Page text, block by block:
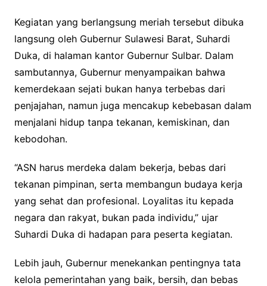
Kegiatan yang berlangsung meriah tersebut dibuka
langsung oleh Gubernur Sulawesi Barat, Suhardi
Duka, di halaman kantor Gubernur Sulbar. Dalam
sambutannya, Gubernur menyampaikan bahwa
kemerdekaan sejati bukan hanya terbebas dari
penjajahan, namun juga mencakup kebebasan dalam
menjalani hidup tanpa tekanan, kemiskinan, dan
kebodohan.
“ASN harus merdeka dalam bekerja, bebas dari
tekanan pimpinan, serta membangun budaya kerja
yang sehat dan profesional. Loyalitas itu kepada
negara dan rakyat, bukan pada individu,” ujar
Suhardi Duka di hadapan para peserta kegiatan.
Lebih jauh, Gubernur menekankan pentingnya tata
kelola pemerintahan yang baik, bersih, dan bebas